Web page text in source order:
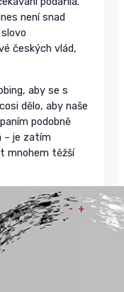
není snad
českých vlád,
aby se s
dělo, aby naše
podobně
– je zatím
mnohem těžší